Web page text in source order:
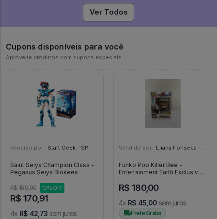
Ver Todos
Cupons disponíveis para você
Aproveite produtos com cupons especiais
Vendido por: Start Geek - SP
Saint Seiya Champion Class -
Pegasus Seiya Blokees
R$ 189,90 10% OFF
R$ 170,91
4x R$ 42,73 sem juros
Vendido por: Eliana Fonseca - SP
Funko Pop Killer Bee -
Entertainment Earth Exclusivo -
FUNKO POP #1200
R$ 180,00
4x R$ 45,00 sem juros
Frete Grátis